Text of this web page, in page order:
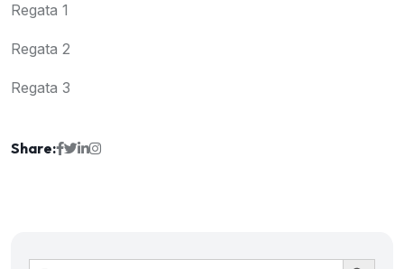
Regata 1
Regata 2
Regata 3
Share:
Ir